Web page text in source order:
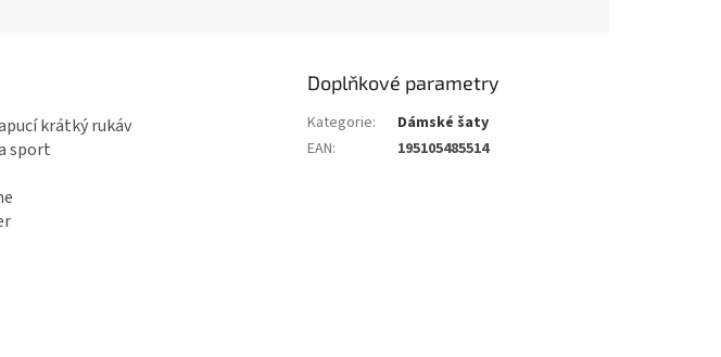
krátký rukáv
sport
Doplňkové parametry
Kategorie:
Dámské šaty
EAN: 195105485514